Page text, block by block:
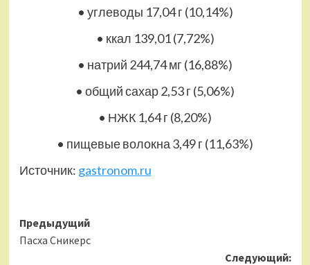
• углеводы 17,04 г (10,14%)
• ккал 139,01 (7,72%)
• натрий 244,74 мг (16,88%)
• общий сахар 2,53 г (5,06%)
• НЖК 1,64 г (8,20%)
• пищевые волокна 3,49 г (11,63%)
Источник: gastronom.ru
Навигация
записи
Предыдущий
Пасха Сникерс
Следующий: